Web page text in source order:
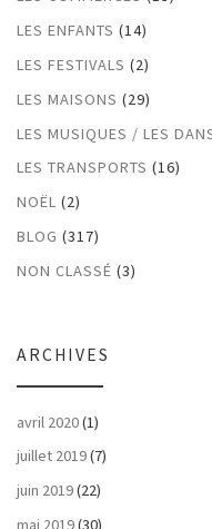
LES ENFANTS (14)
LES FESTIVALS (2)
LES MAISONS (29)
LES MUSIQUES / LES
LES TRANSPORTS (16)
NOËL (2)
BLOG (317)
NON CLASSÉ (3)
ARCHIVES
avril 2020(1)
juillet 2019(7)
juin 2019(22)
mai 2019(30)